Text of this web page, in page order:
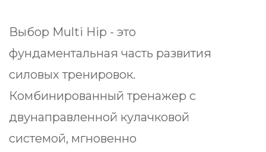
Выбор Multi Hip - это
фундаментальная часть развития
силовых тренировок.
Комбинированный тренажер с
двунаправленной кулачковой
системой, мгновенно